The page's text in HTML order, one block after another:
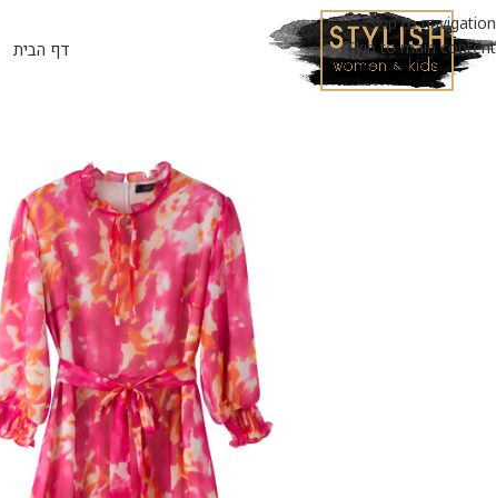
Skip to navigation
Skip to main content
דף הבית